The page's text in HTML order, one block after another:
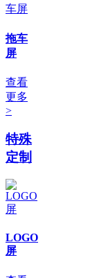
拖车
屏
查看
更多
>
特殊
定制
LOGO
屏